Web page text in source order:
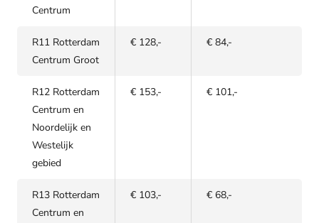
Centrum
R11 Rotterdam
Centrum Groot
€ 128,- € 84,-
R12 Rotterdam
Centrum en
Noordelijk en
Westelijk
gebied
€ 153,- € 101,-
R13 Rotterdam
Centrum en
€ 103,- € 68,-